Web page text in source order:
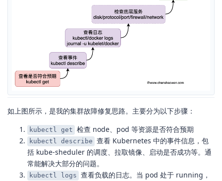
如上图所示，是我的集群故障修复思路。主要分为以下步骤：
kubectl get 检查 node、pod 等资源是否符合预期
kubectl describe 查看 Kubernetes 中的事件信息，包
括 kube-sheduler 的调度、拉取镜像、启动是否成功等。通
常能解决大部分的问题。
kubectl logs 查看负载的日志。当 pod 处于 running，